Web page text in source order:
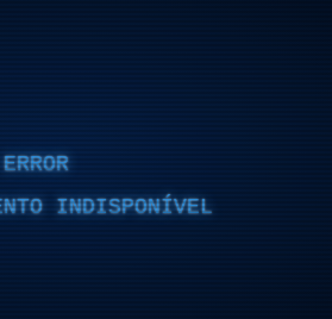
INDISPONÍVEL